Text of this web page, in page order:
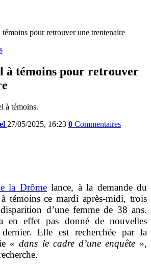
pour retrouver une trentenaire
à témoins pour retrouver
à témoins.
27/05/2025, 16:23 0 Commentaires
la Drômelance, à la demande du
témoins ce mardi après-midi, trois
d’une femme de 38 ans.
en effet pas donné de nouvelles
Elle est recherchée par la
« dans le cadre d’une enquête »,